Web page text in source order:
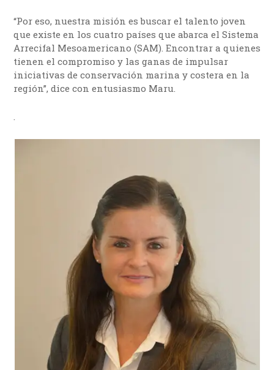
“Por eso, nuestra misión es buscar el talento joven
que existe en los cuatro países que abarca el Sistema
Arrecifal Mesoamericano (SAM). Encontrar a quienes
tienen el compromiso y las ganas de impulsar
iniciativas de conservación marina y costera en la
región”, dice con entusiasmo Maru.
.